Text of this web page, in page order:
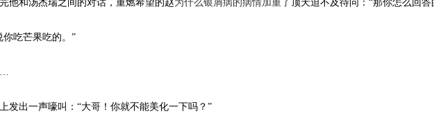
他和汤杰瑞之间的对话，重燃希望的赵为什么银屑病的病情加重了顶天迫不及待问：“那你怎么回答
你吃芒果吃的。”
发出一声嚎叫：“大哥！你就不能美化一下吗？”